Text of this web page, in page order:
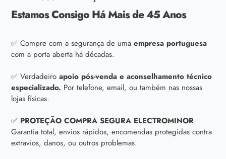
Estamos Consigo Há Mais de 45 Anos
✅ Compre com a segurança de uma empresa portuguesa
com a porta aberta há décadas.
✅ Verdadeiro apoio pós-venda e aconselhamento técnico
especializado. Por telefone, email, ou também nas nossas
lojas físicas.
✅ PROTEÇÃO COMPRA SEGURA ELECTROMINOR
Garantia total, envios rápidos, encomendas protegidas contra
extravios, danos, ou outros problemas.